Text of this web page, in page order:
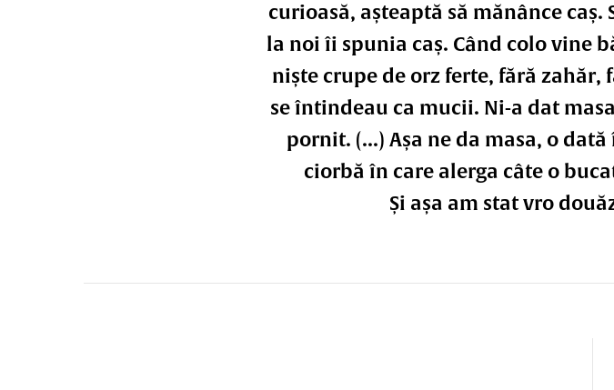
curioasă, așteaptă să mănânce caș.
la noi îi spunia caș. Când colo vine
niște crupe de orz ferte, fără
se întindeau ca mucii. Ni-a dat
pornit. (...) Așa ne da masa, o
ciorbă în care alerga câte o
Și așa am stat vro